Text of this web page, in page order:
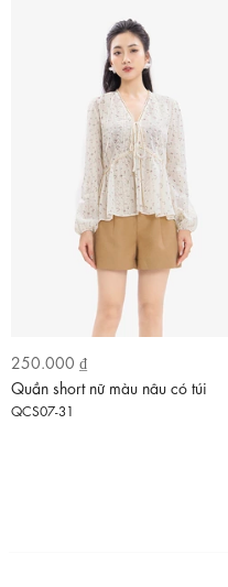
250.000 ₫
Quần short nữ màu nâu có túi
QCS07-31